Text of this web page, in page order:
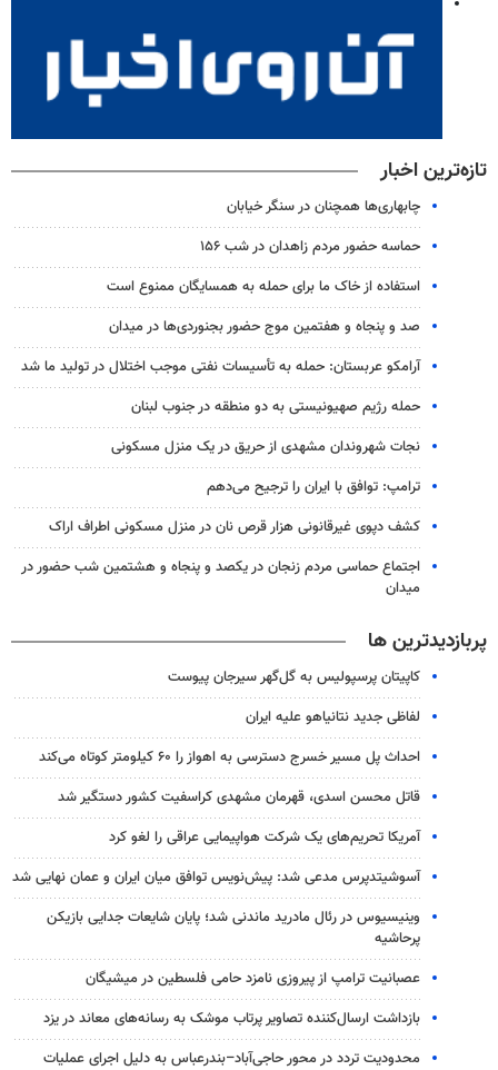
تازه‌ترین اخبار
چابهاری‌ها همچنان در سنگر خیابان
حماسه حضور مردم زاهدان در شب ۱۵۶
استفاده از خاک ما برای حمله به همسایگان ممنوع است
صد و پنجاه و هفتمین موج حضور بجنوردی‌ها در میدان
آرامکو عربستان: حمله به تأسیسات نفتی موجب اختلال در تولید ما شد
حمله رژیم صهیونیستی به دو منطقه در جنوب لبنان
نجات شهروندان مشهدی از حریق در یک منزل مسکونی
ترامپ: توافق با ایران را ترجیح می‌دهم
کشف دپوی غیرقانونی هزار قرص نان در منزل مسکونی اطراف اراک
اجتماع حماسی مردم زنجان در یکصد و پنجاه و هشتمین شب حضور در
میدان
پربازدیدترین ها
کاپیتان پرسپولیس به گل‌گهر سیرجان پیوست
لفاظی جدید نتانیاهو علیه ایران
احداث پل مسیر خسرج دسترسی به اهواز را ۶۰ کیلومتر کوتاه می‌کند
قاتل محسن اسدی، قهرمان مشهدی کراسفیت کشور دستگیر شد
آمریکا تحریم‌های یک شرکت هواپیمایی عراقی را لغو کرد
آسوشیتدپرس مدعی شد: پیش‌نویس توافق میان ایران و عمان نهایی شد
وینیسیوس در رئال مادرید ماندنی شد؛ پایان شایعات جدایی بازیکن
پرحاشیه
عصبانیت ترامپ از پیروزی نامزد حامی فلسطین در میشیگان
بازداشت ارسال‌کننده تصاویر پرتاب موشک به رسانه‌های معاند در یزد
محدودیت تردد در محور حاجی‌آباد–بندرعباس به دلیل اجرای عملیات